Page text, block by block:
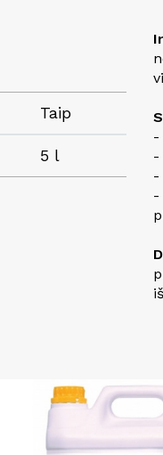
Taip
5 l
-
-
-
-